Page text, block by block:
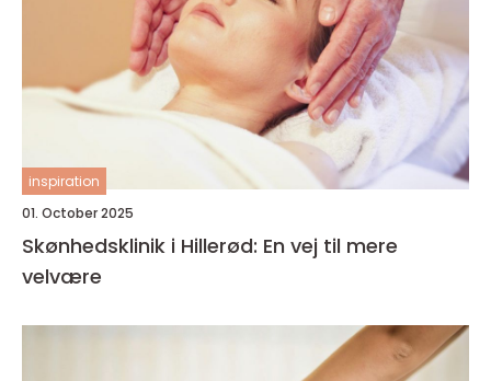
inspiration
01. October 2025
Skønhedsklinik i Hillerød: En vej til mere
velvære